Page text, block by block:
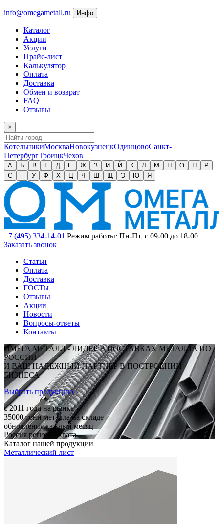
info@omegametall.ru Инфо
Каталог
Акции
Услуги
Прайс-лист
Калькулятор
Оплата
Доставка
Обмен и возврат
FAQ
Отзывы
×
КотельникиМоскваНовокузнецкОдинцовоСанкт-
ПетербургТроицкЧехов
А Б В Г Д Е Ж З И Й К Л М Н О П
Р
С
Т У Ф Х Ц Ч Ш Щ Э Ю Я
+7 (495) 334-14-01 Режим работы: Пн-Пт, с 09-00 до 18-00
Заказать звонок
Статьи
Оплата
Доставка
ГОСТы
Отзывы
Акции
Новости
Вопросы-ответы
Контакты
ОМЕГА МЕТАЛЛ - ЛИДЕР В ПОСТАВКАХ МЕТАЛЛА ПО
РОССИИ
И ВАШ НАДЕЖНЫЙ ПАРТНЕР В ПОСТРОЕНИИ
БИЗНЕСА
Выбрать продукцию
c 2011 года на рынке
35000 тонн металла на складе
обновления каждый месяц
Россия регион охвата
Каталог нашей продукции
Металлический лист